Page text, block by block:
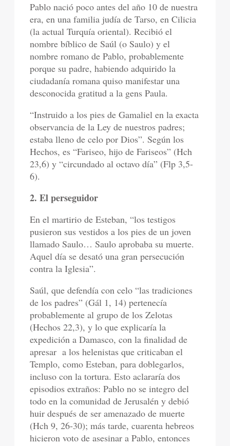
Pablo nació poco antes del año 10 de nuestra
era, en una familia judía de Tarso, en Cilicia
(la actual Turquía oriental). Recibió el
nombre bíblico de Saúl (o Saulo) y el
nombre romano de Pablo, probablemente
porque su padre, habiendo adquirido la
ciudadanía romana quiso manifestar una
desconocida gratitud a la gens Paula.
“Instruido a los pies de Gamaliel en la exacta
observancia de la Ley de nuestros padres;
estaba lleno de celo por Dios”. Según los
Hechos, es “Fariseo, hijo de Fariseos” (Hch
23,6) y “circundado al octavo día” (Flp 3,5-
6).
2. El perseguidor
En el martirio de Esteban, “los testigos
pusieron sus vestidos a los pies de un joven
llamado Saulo… Saulo aprobaba su muerte.
Aquel día se desató una gran persecución
contra la Iglesia”.
Saúl, que defendía con celo “las tradiciones
de los padres” (Gál 1, 14) pertenecía
probablemente al grupo de los Zelotas
(Hechos 22,3), y lo que explicaría la
expedición a Damasco, con la finalidad de
apresar a los helenistas que criticaban el
Templo, como Esteban, para doblegarlos,
incluso con la tortura. Esto aclararía dos
episodios extraños: Pablo no se integro del
todo en la comunidad de Jerusalén y debió
huir después de ser amenazado de muerte
(Hch 9, 26-30); más tarde, cuarenta hebreos
hicieron voto de asesinar a Pablo, entonces